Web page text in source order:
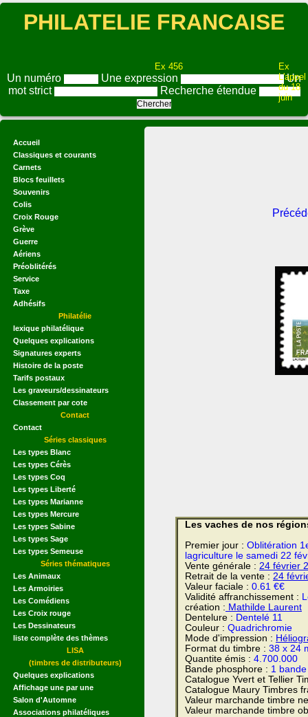
PHILATELIE FRANCAISE
Ex 456
Ex
L'appel
du 18
juin
Un numéro Une expression
Un
mot strict
Recherche étendue
Accueil
Classiques et courants
Carnets
Blocs feuillets
Souvenirs
Colis
Croix Rouge
Grève
Guerre
Aériens
Préoblitérés
Service
Taxe
Adhésifs
Philatélie
lexique philatélique
Quelques explications
Signatures experts
Histoire de la poste
Tarifs postaux
Les graveurs/dessinateurs
Classement par cote
Contact
Contact
Séries classiques
Les types Blanc
Les types Cérès
Les types Coq
Les types Liberté
Les types Marianne
Les types Mercure
Les types Sabine
Les types Sage
Les types Semeuse
Séries thématiques
Les Animaux
Les Armoiries
Les Comédiens
Les Croix rouge
Les Dessinateurs
liste complète des thèmes
LISA
(timbres de distributeurs)
Quelques explications
Affichage une par une
Salon d'Automne
Associations philatéliques
Les vaches de nos
Premier jour : Oblitération
lagriculture le samedi 22
Vente générale : 24 février
Retrait de la vente : 24
Valeur faciale : 0.61 €€
Validité affranchissement :
création : Mathilde Laurent
Dentelure : Dentelé 11
Couleur : Quadrichromie
Mode d'impression :
Format du timbre : 38 x 24
Quantite émis : 4.700.000
Bande phosphore : 1
Catalogue Yvert et Tellier
Catalogue Maury Timbres
Valeur marchande timbre
Valeur marchande timbre